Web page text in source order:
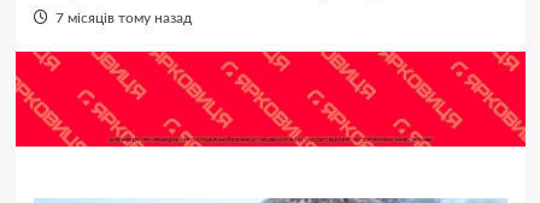
7 місяців тому назад